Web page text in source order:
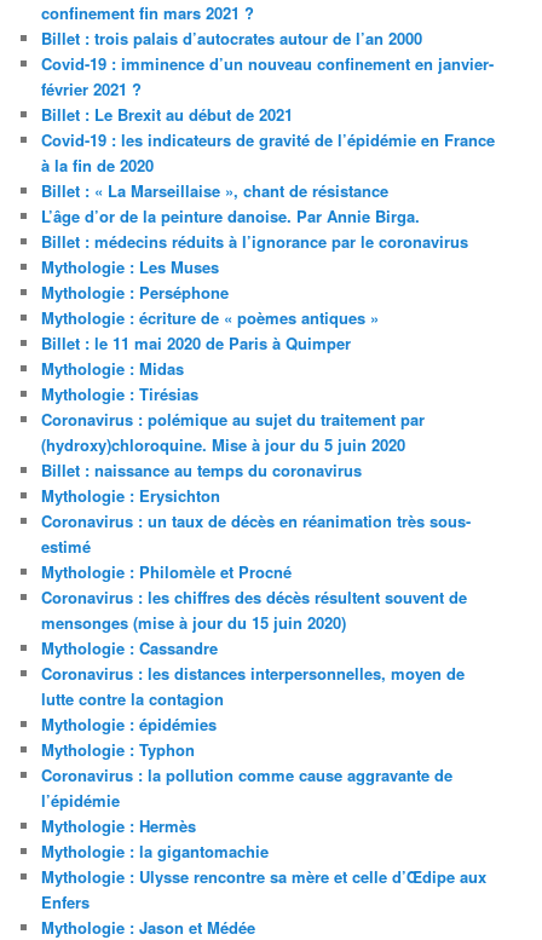
confinement fin mars 2021 ?
Billet : trois palais d’autocrates autour de l’an 2000
Covid-19 : imminence d’un nouveau confinement en janvier-
février 2021 ?
Billet : Le Brexit au début de 2021
Covid-19 : les indicateurs de gravité de l’épidémie en France
à la fin de 2020
Billet : « La Marseillaise », chant de résistance
L’âge d’or de la peinture danoise. Par Annie Birga.
Billet : médecins réduits à l’ignorance par le coronavirus
Mythologie : Les Muses
Mythologie : Perséphone
Mythologie : écriture de « poèmes antiques »
Billet : le 11 mai 2020 de Paris à Quimper
Mythologie : Midas
Mythologie : Tirésias
Coronavirus : polémique au sujet du traitement par
(hydroxy)chloroquine. Mise à jour du 5 juin 2020
Billet : naissance au temps du coronavirus
Mythologie : Erysichton
Coronavirus : un taux de décès en réanimation très sous-
estimé
Mythologie : Philomèle et Procné
Coronavirus : les chiffres des décès résultent souvent de
mensonges (mise à jour du 15 juin 2020)
Mythologie : Cassandre
Coronavirus : les distances interpersonnelles, moyen de
lutte contre la contagion
Mythologie : épidémies
Mythologie : Typhon
Coronavirus : la pollution comme cause aggravante de
l’épidémie
Mythologie : Hermès
Mythologie : la gigantomachie
Mythologie : Ulysse rencontre sa mère et celle d’Œdipe aux
Enfers
Mythologie : Jason et Médée